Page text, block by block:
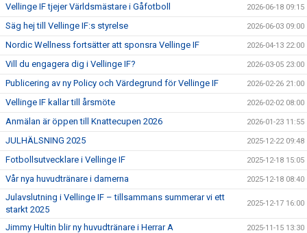
Vellinge IF tjejer Världsmästare i Gåfotboll 2026-06-18 09:15
Säg hej till Vellinge IF:s styrelse 2026-06-03 09:00
Nordic Wellness fortsätter att sponsra Vellinge IF 2026-04-13 22:00
Vill du engagera dig i Vellinge IF? 2026-03-05 23:00
Publicering av ny Policy och Värdegrund för Vellinge IF 2026-02-26 21:00
Vellinge IF kallar till årsmöte 2026-02-02 08:00
Anmälan är öppen till Knattecupen 2026 2026-01-23 11:55
JULHÄLSNING 2025 2025-12-22 09:48
Fotbollsutvecklare i Vellinge IF 2025-12-18 15:05
Vår nya huvudtränare i damerna 2025-12-18 08:40
Julavslutning i Vellinge IF – tillsammans summerar vi ett
starkt 2025
2025-12-17 16:00
Jimmy Hultin blir ny huvudtränare i Herrar A 2025-11-15 13:30